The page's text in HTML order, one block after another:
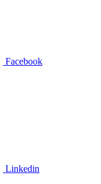
Facebook
Linkedin